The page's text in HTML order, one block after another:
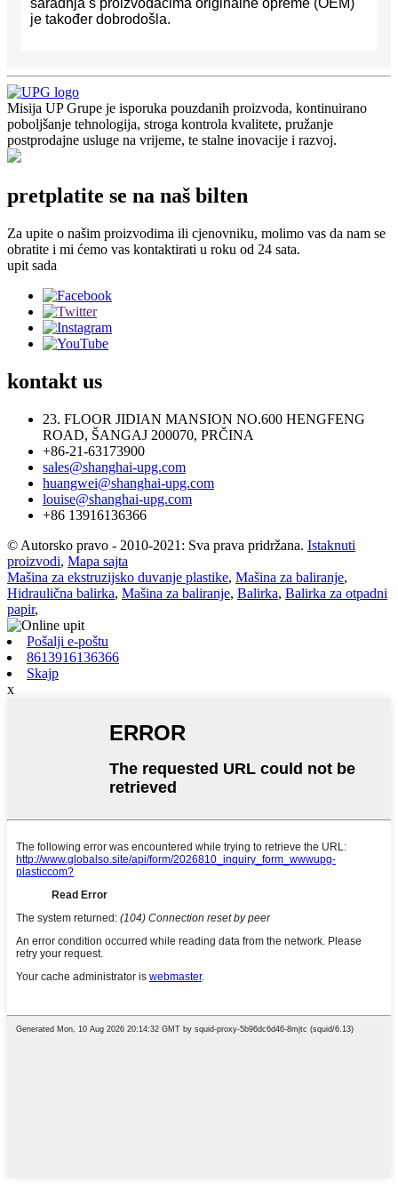
saradnja s proizvođačima originalne opreme (OEM)
je također dobrodošla.
Misija UP Grupe je isporuka pouzdanih proizvoda, kontinuirano
poboljšanje tehnologija, stroga kontrola kvalitete, pružanje
postprodajne usluge na vrijeme, te stalne inovacije i razvoj.
pretplatite se na naš bilten
Za upite o našim proizvodima ili cjenovniku, molimo vas da nam se
obratite i mi ćemo vas kontaktirati u roku od 24 sata.
upit sada
kontakt us
23. FLOOR JIDIAN MANSION NO.600 HENGFENG
ROAD, ŠANGAJ 200070, PRČINA
+86-21-63173900
sales@shanghai-upg.com
huangwei@shanghai-upg.com
louise@shanghai-upg.com
+86 13916136366
© Autorsko pravo - 2010-2021: Sva prava pridržana. Istaknuti
proizvodi, Mapa sajta
Mašina za ekstruzijsko duvanje plastike, Mašina za baliranje,
Hidraulična balirka, Mašina za baliranje, Balirka, Balirka za otpadni
papir,
Pošalji e-poštu
8613916136366
Skajp
x